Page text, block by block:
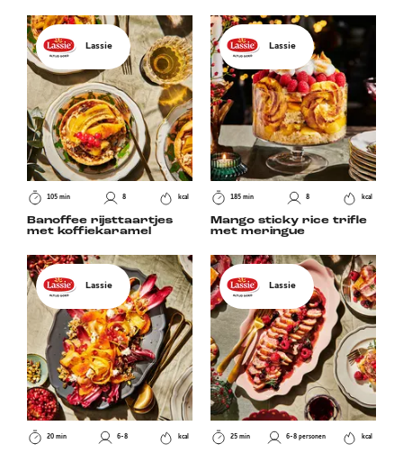
Lassie
105 min 8 kcal
Banoffee rijsttaartjes
met koffiekaramel
Lassie
185 min 8 kcal
Mango sticky rice trifle
met meringue
Lassie
20 min 6-8 kcal
Lassie
25 min 6-8 personen kcal